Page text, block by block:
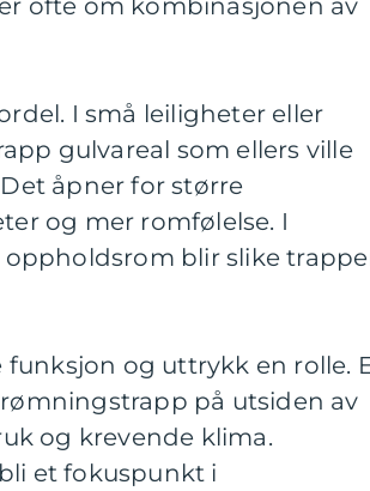
ofte om kombinasjonen av
I små leiligheter eller
gulvareal som ellers ville
åpner for større
og mer romfølelse. I
blir slike
og uttrykk en rolle.
på utsiden av
og krevende klima.
et fokuspunkt i